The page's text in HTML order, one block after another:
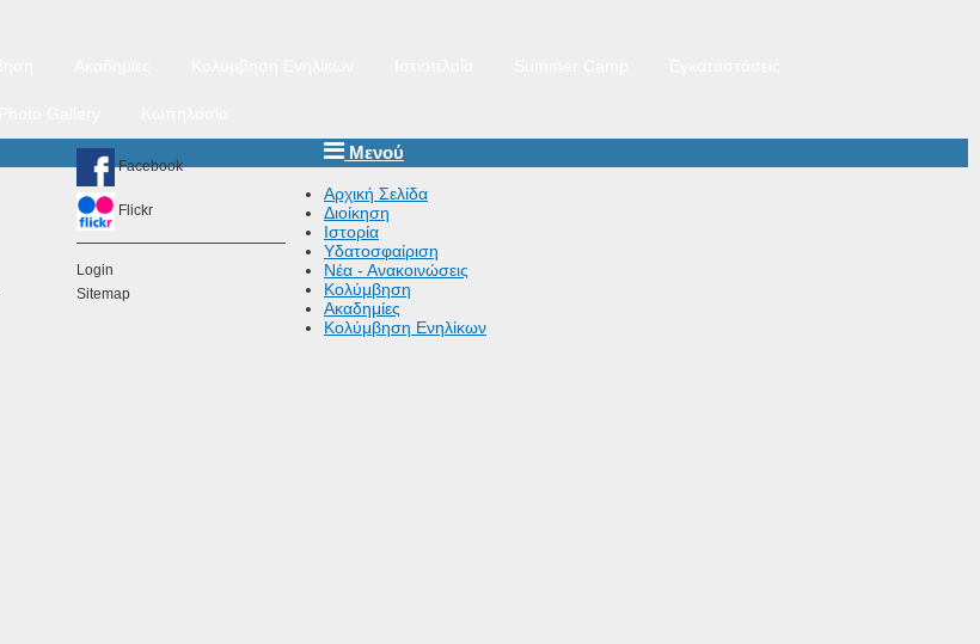
Facebook
Flickr
Login
Sitemap
Μενού
Αρχική Σελίδα
Διοίκηση
Ιστορία
Υδατοσφαίριση
Νέα - Ανακοινώσεις
Κολύμβηση
Ακαδημίες
Κολύμβηση Ενηλίκων